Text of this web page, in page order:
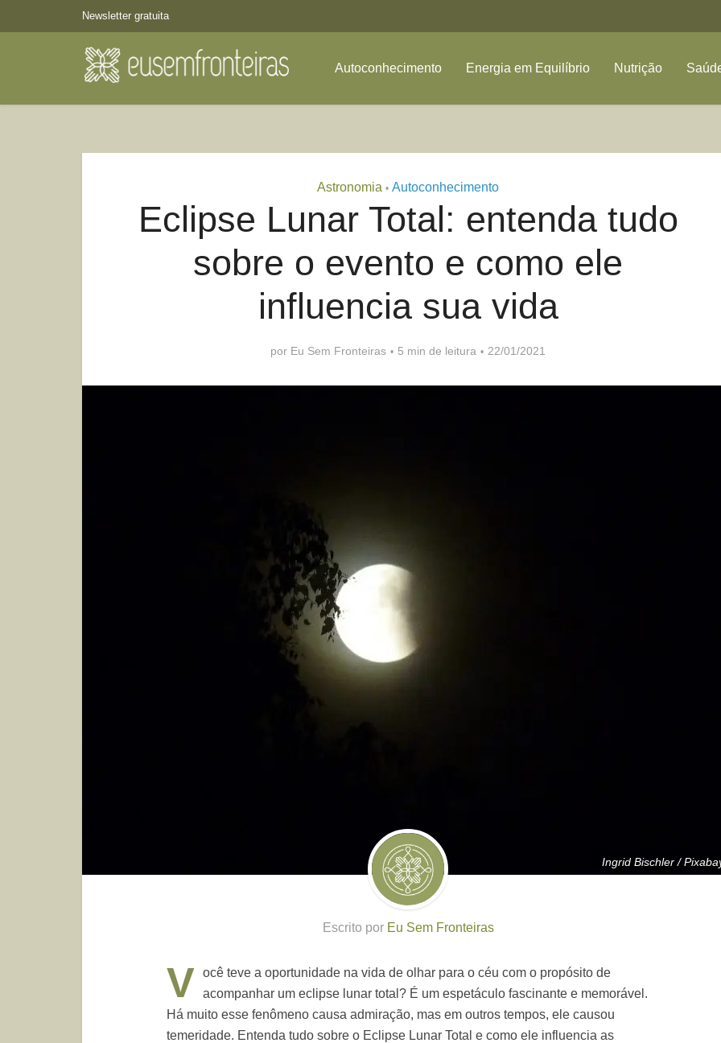
Newsletter gratuita
Autoconhecimento Energia em Equilíbrio Nutrição
Astronomia • Autoconhecimento
Eclipse Lunar Total: entenda tudo
sobre o evento e como ele
influencia sua vida
por Eu Sem Fronteiras 5 min de leitura 22/01/2021
Ingrid Bischler /
Escrito por Eu Sem Fronteiras
V ocê teve a oportunidade na vida de olhar para o céu com o propósito de
acompanhar um eclipse lunar total? É um espetáculo fascinante e memorável.
Há muito esse fenômeno causa admiração, mas em outros tempos, ele causou
temeridade. Entenda tudo sobre o Eclipse Lunar Total e como ele influencia as